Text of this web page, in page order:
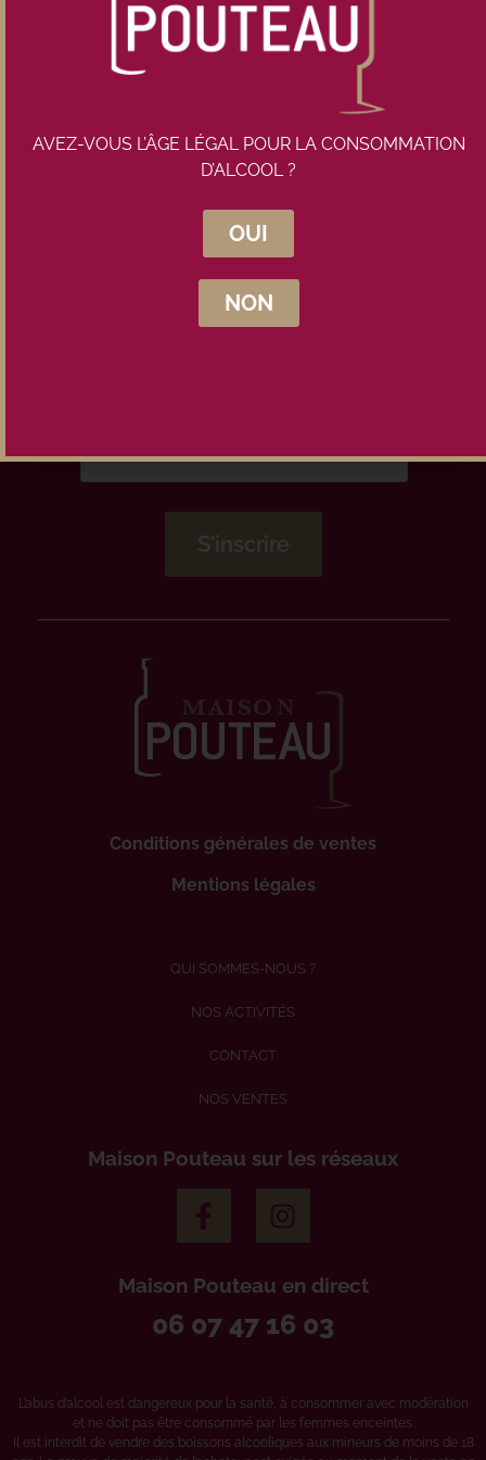
Inscrivez-vous à la newsletter
Maison Pouteau
Conditions générales de ventes
Mentions légales
QUI SOMMES-NOUS ?
NOS ACTIVITÉS
CONTACT
NOS VENTES
Maison Pouteau sur les réseaux
Maison Pouteau en direct
06 07 47 16 03
L’abus d’alcool est dangereux pour la santé, à consommer avec modération
et ne doit pas être consommé par les femmes enceintes.
Il est interdit de vendre des boissons alcooliques aux mineurs de moins de 18
AVEZ-VOUS L’ÂGE LÉGAL POUR LA CONSOMMATION
D’ALCOOL ?
OUI
NON